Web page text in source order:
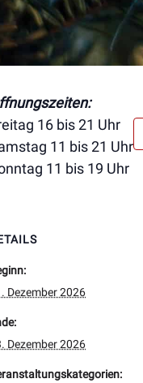
16 bis 21 Uhr
11 bis 21 Uhr
11 bis 19 Uhr
Dezember 2026
Dezember 2026